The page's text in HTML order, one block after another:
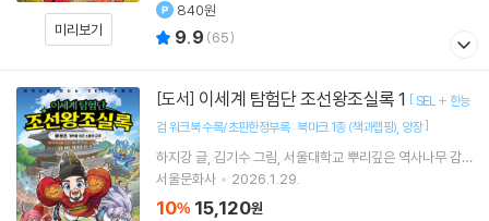
미리보기
840원
9.9 (65)
[도서] 이세계 탐험단 조선왕조실록 1 [ SEL + 한능
검 워크북 수록/초판한정부록 : 북마크 1종 (책과랩핑) 양장]
하지강글 김기수그림 서울대학교 뿌리깊은 역사나무감
수
서울문화사 2026.1.29.
10% 15,120원